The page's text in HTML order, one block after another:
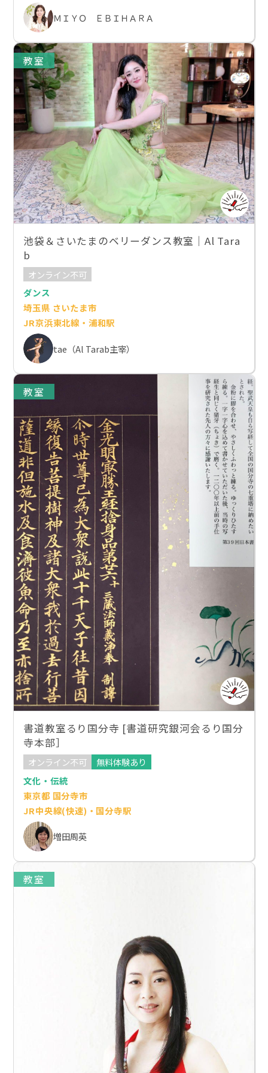
ＭＩＹＯ ＥＢＩＨＡＲＡ
教室
池袋＆さいたまのベリーダンス教室｜Al Tara
b
オンライン不可
ダンス
埼玉県 さいたま市
JR京浜東北線・浦和駅
tae（Al Tarab主宰）
教室
書道教室るり国分寺 [書道研究銀河会るり国分
寺本部］
オンライン不可
無料体験あり
文化・伝統
東京都 国分寺市
JR中央線(快速)・国分寺駅
増田周英
教室